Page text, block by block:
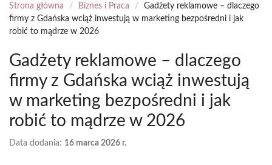
Strona główna / Biznes i Praca /
Gadżety reklamowe – dlaczego
firmy z Gdańska wciąż inwestują w marketing bezpośredni i jak
robić to mądrze w 2026
Gadżety reklamowe – dlaczego
firmy z Gdańska wciąż inwestują
w marketing bezpośredni i jak
robić to mądrze w 2026
Data dodania: 16 marca 2026 r.